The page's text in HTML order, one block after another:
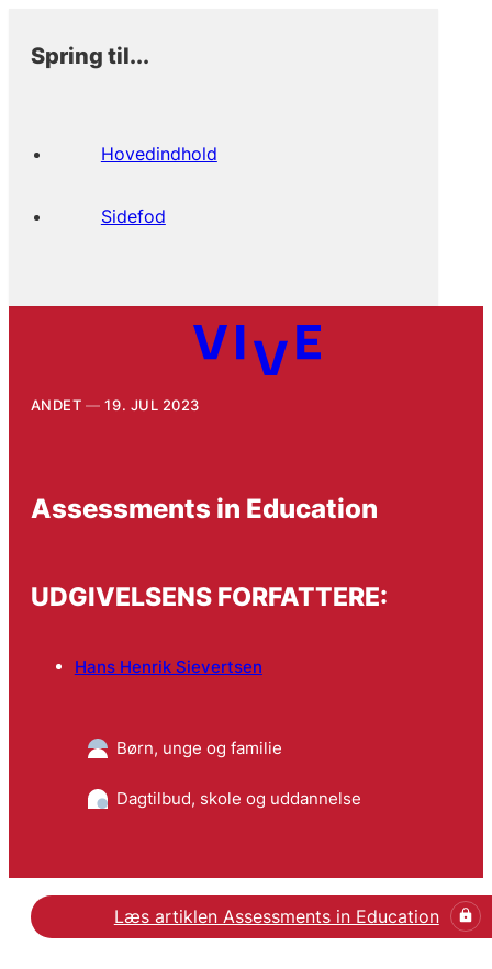
Spring til...
Hovedindhold
Sidefod
ANDET 19. JUL 2023
Assessments in Education
UDGIVELSENS FORFATTERE:
Hans Henrik Sievertsen
Børn, unge og familie
Dagtilbud, skole og uddannelse
Læs artiklen Assessments in Education